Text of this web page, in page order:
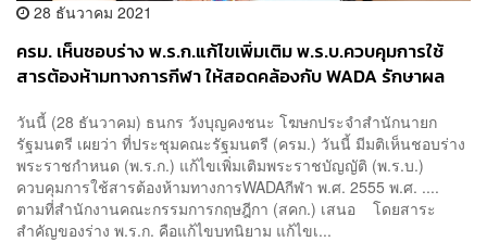
28 ธันวาคม 2021
ครม. เห็นชอบร่าง พ.ร.ก.แก้ไขเพิ่มเติม พ.ร.บ.ควบคุมการใช้
สารต้องห้ามทางการกีฬา ให้สอดคล้องกับ WADA รักษาผล
วันนี้ (28 ธันวาคม) ธนกร วังบุญคงชนะ โฆษกประจำสำนักนายก
รัฐมนตรี เผยว่า ที่ประชุมคณะรัฐมนตรี (ครม.) วันนี้ มีมติเห็นชอบร่าง
พระราชกำหนด (พ.ร.ก.) แก้ไขเพิ่มเติมพระราชบัญญัติ (พ.ร.บ.)
ควบคุมการใช้สารต้องห้ามทางการWADAกีฬา พ.ศ. 2555 พ.ศ. ....
ตามที่สำนักงานคณะกรรมการกฤษฎีกา (สคก.) เสนอ โดยสาระ
สำคัญของร่าง พ.ร.ก. คือแก้ไขบทนิยาม แก้ไขเ...